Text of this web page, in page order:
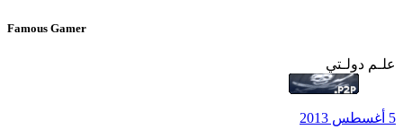
Famous Gamer
علـم دولـتي
5 أغسطس 2013